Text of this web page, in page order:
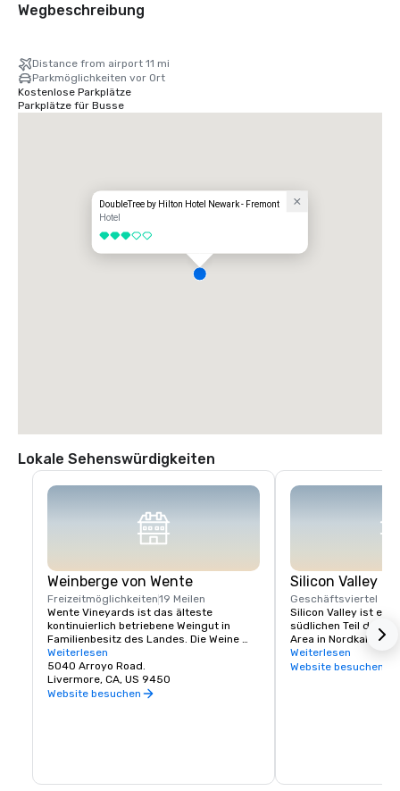
Wegbeschreibung
Distance from airport 11 mi
Parkmöglichkeiten vor Ort
Kostenlose Parkplätze
Parkplätze für Busse
DoubleTree by Hilton Hotel Newark - Fremont
Hotel
3 von 5
Lokale Sehenswürdigkeiten
Weinberge von Wente
Freizeitmöglichkeiten19 Meilen
Wente Vineyards ist das älteste
kontinuierlich betriebene Weingut in
Familienbesitz des Landes. Die Weine
stammen zu 100% aus eigenem Anbau
und werden in den Appellationen
Livermore Valley, San Francisco Bay und
Arroyo Seco, Monterey, nachhaltig
zahlreichen Errungenschaften in den
Weiterlesen
5040 Arroyo Road.
Livermore, CA, US 9450
Website besuchen
Silicon Valley
Geschäftsviertel
Silicon Valley ist ein
südlichen Teil der
Area in
Staaten. Es ist die
weltweit größten
Weiterlesen
Website besuchen